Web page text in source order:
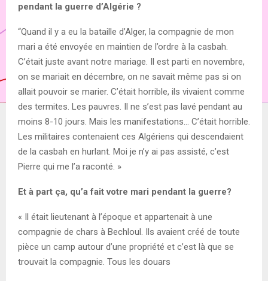
pendant la guerre d’Algérie ?
“Quand il y a eu la bataille d’Alger, la compagnie de mon
mari a été envoyée en maintien de l’ordre à la casbah.
C’était juste avant notre mariage. Il est parti en novembre,
on se mariait en décembre, on ne savait même pas si on
allait pouvoir se marier. C’était horrible, ils vivaient comme
des termites. Les pauvres. Il ne s’est pas lavé pendant au
moins 8-10 jours. Mais les manifestations… C’était horrible.
Les militaires contenaient ces Algériens qui descendaient
de la casbah en hurlant. Moi je n’y ai pas assisté, c’est
Pierre qui me l’a raconté. »
Et à part ça, qu’a fait votre mari pendant la guerre?
« Il était lieutenant à l’époque et appartenait à une
compagnie de chars à Bechloul. Ils avaient créé de toute
pièce un camp autour d’une propriété et c’est là que se
trouvait la compagnie. Tous les douars